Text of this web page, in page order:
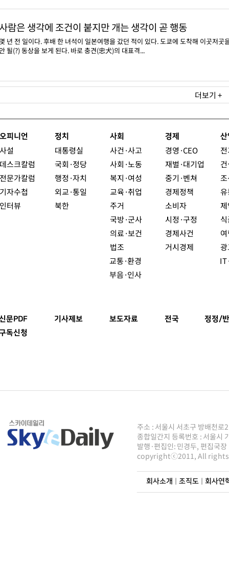
람은 생각에 조건이 붙지만 개는 생각이 곧 행동
년 전 일이다. 후배 한 녀석이 일본여행을 갔던 적이 있다. 도쿄에 도착해 이곳저
될(?) 동상을 보게 된다. 바로 충견(忠犬)의 대표격...
더보기 +
오피니언
사설
스크칼럼
문가칼럼
자수첩
터뷰
정치
대통령실
국회·정당
행정·자치
외교·통일
북한
사회
사건·사고
사회·노동
복지·여성
교육·취업
주거
국방·군사
의료·보건
법조
교통·환경
부음·인사
경제
경영·CEO
재벌·대기업
중기·벤쳐
경제정책
소비자
시정·구정
경제사건
거시경제
산
문PDF
독신청
기사제보 보도자료 전국 정정/
주소 : 서울시 서초구 방배천
종합일간지 등록번호 : 서울시
발행·편집인: 민경두, 편집국
copyrightⓒ2011, All rights
회사소개 조직도| 회사연